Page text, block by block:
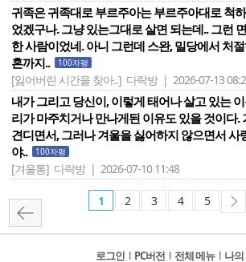
귀족은 귀족대로 부르주아는 부르주아대로 척
었겠구나. 그냥 있는그대로 살면 되는데.. 그런
한 사람이었네. 아니 그런데 스완, 밀당에서 처
혼까지..
100자평
[잃어버린 시간을 찾아..] 다락방 | 2026-07-13
내가 그리고 당신이, 이렇게 태어나 살고 있는
리가 마주치거나 만나게된 이유도 있을 것이다.
견디면서, 그러나 겨울을 싫어하지 않으면서 사
야..
100자평
[겨울통] 다락방 | 2026-07-10 11:48
1 2 3 4 5
로그인 l PC버전 l 전체 메뉴 l 나